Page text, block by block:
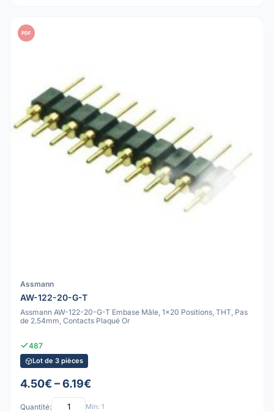
PDF
Assmann
AW-122-20-G-T
Assmann AW-122-20-G-T Embase Mâle, 1x20 Positions, THT, Pas
de 2.54mm, Contacts Plaqué Or
487
Lot de 3 pièces
4.50€ – 6.19€
Quantité: Min: 1